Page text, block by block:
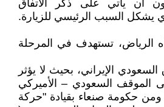
2018، دون أن يأتي على ذكر الاتفاق
يشكل السبب الرئيسي للزيارة.
الرياض، تستهدف في المرحلة
السعودي الإيراني، بحيث لا يؤثر
الموقف السعودي – الأميركي
حكومة صنعاء بقيادة "حركة